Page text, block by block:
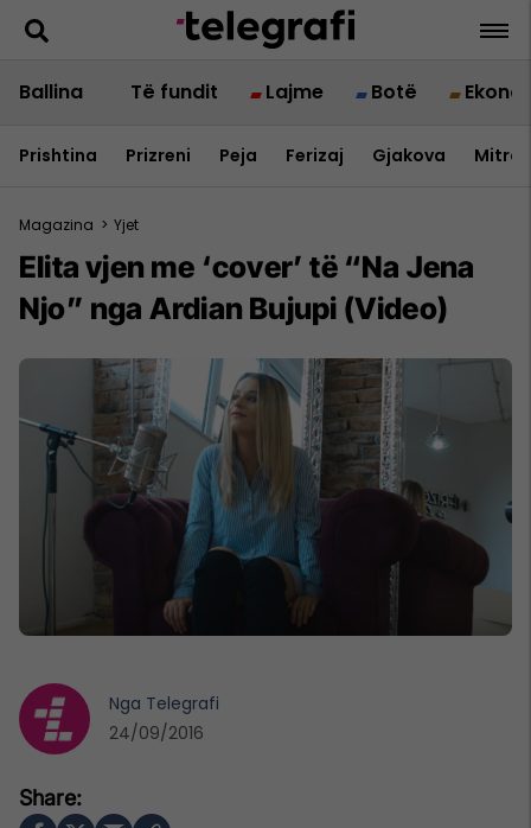
Ballina Të fundit Lajme Botë
Prishtina Prizreni Peja Ferizaj Gjakova
Magazina > Yjet
Elita vjen me ‘cover’ të “Na Jena
Njo” nga Ardian Bujupi (Video)
Nga Telegrafi
24/09/2016